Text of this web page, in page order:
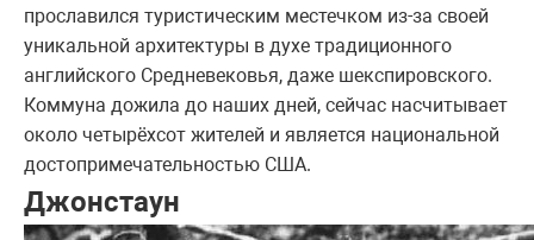
прославился туристическим местечком из-за своей
уникальной архитектуры в духе традиционного
английского Средневековья, даже шекспировского.
Коммуна дожила до наших дней, сейчас насчитывает
около четырёхсот жителей и является национальной
достопримечательностью США.
Джонстаун